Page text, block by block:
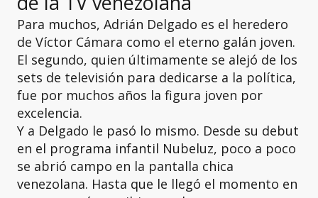
Para muchos, Adrián Delgado es el heredero
de Víctor Cámara como el eterno galán joven.
El segundo, quien últimamente se alejó de los
sets de televisión para dedicarse a la política,
fue por muchos años la figura joven por
excelencia.
Y a Delgado le pasó lo mismo. Desde su debut
en el programa infantil Nubeluz, poco a poco
se abrió campo en la pantalla chica
venezolana. Hasta que le llegó el momento en